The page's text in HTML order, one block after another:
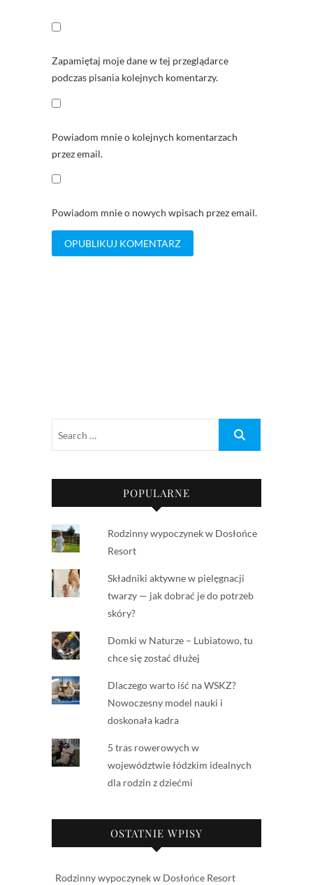
Zapamiętaj moje dane w tej przeglądarce
podczas pisania kolejnych komentarzy.
Powiadom mnie o kolejnych komentarzach
przez email.
Powiadom mnie o nowych wpisach przez email.
POPULARNE
Rodzinny wypoczynek w Dosłońce
Resort
Składniki aktywne w pielęgnacji
twarzy — jak dobrać je do potrzeb
skóry?
Domki w Naturze – Lubiatowo, tu
chce się zostać dłużej
Dlaczego warto iść na WSKZ?
Nowoczesny model nauki i
doskonała kadra
5 tras rowerowych w
województwie łódzkim idealnych
dla rodzin z dziećmi
OSTATNIE WPISY
Rodzinny wypoczynek w Dosłońce Resort